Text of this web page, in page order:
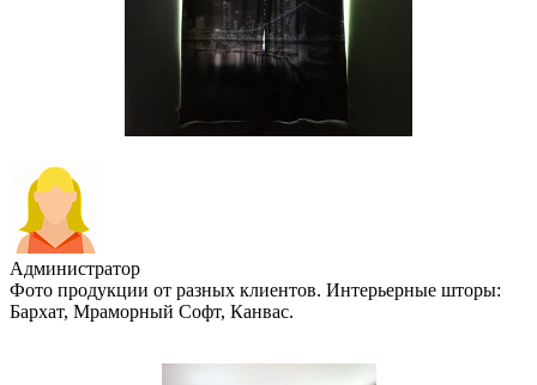
Администратор
Фото продукции от разных клиентов. Интерьерные шторы:
Бархат, Мраморный Софт, Канвас.